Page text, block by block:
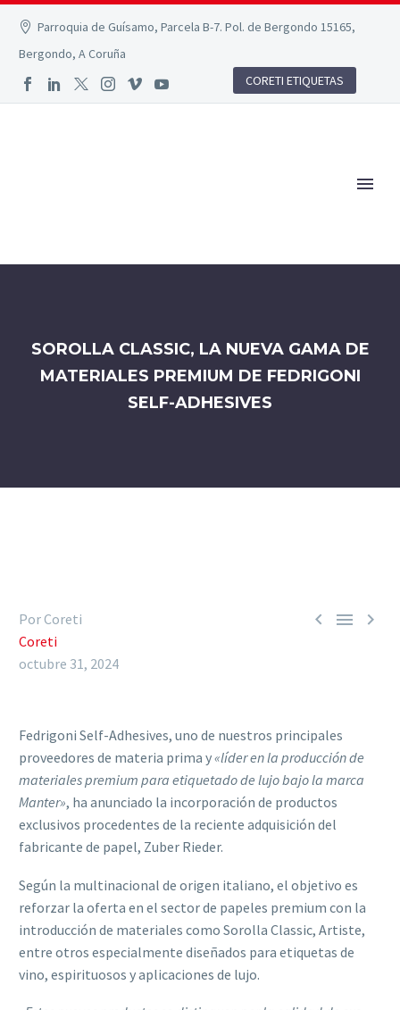
Parroquia de Guísamo, Parcela B-7. Pol. de Bergondo 15165,
Bergondo, A Coruña
CORETI ETIQUETAS
SOROLLA CLASSIC, LA NUEVA GAMA DE
MATERIALES PREMIUM DE FEDRIGONI
SELF-ADHESIVES
  
Por Coreti
Coreti
octubre 31, 2024
Fedrigoni Self-Adhesives, uno de nuestros principales
proveedores de materia prima y«líder en la producción de
materiales premium para etiquetado de lujo bajo la marca
Manter», ha anunciado la incorporación de productos
exclusivos procedentes de la reciente adquisición del
fabricante de papel, Zuber Rieder.
Según la multinacional de origen italiano, el objetivo es
reforzar la oferta en el sector de papeles premium con la
introducción de materiales como Sorolla Classic, Artiste,
entre otros especialmente diseñados para etiquetas de
vino, espirituosos y aplicaciones de lujo.